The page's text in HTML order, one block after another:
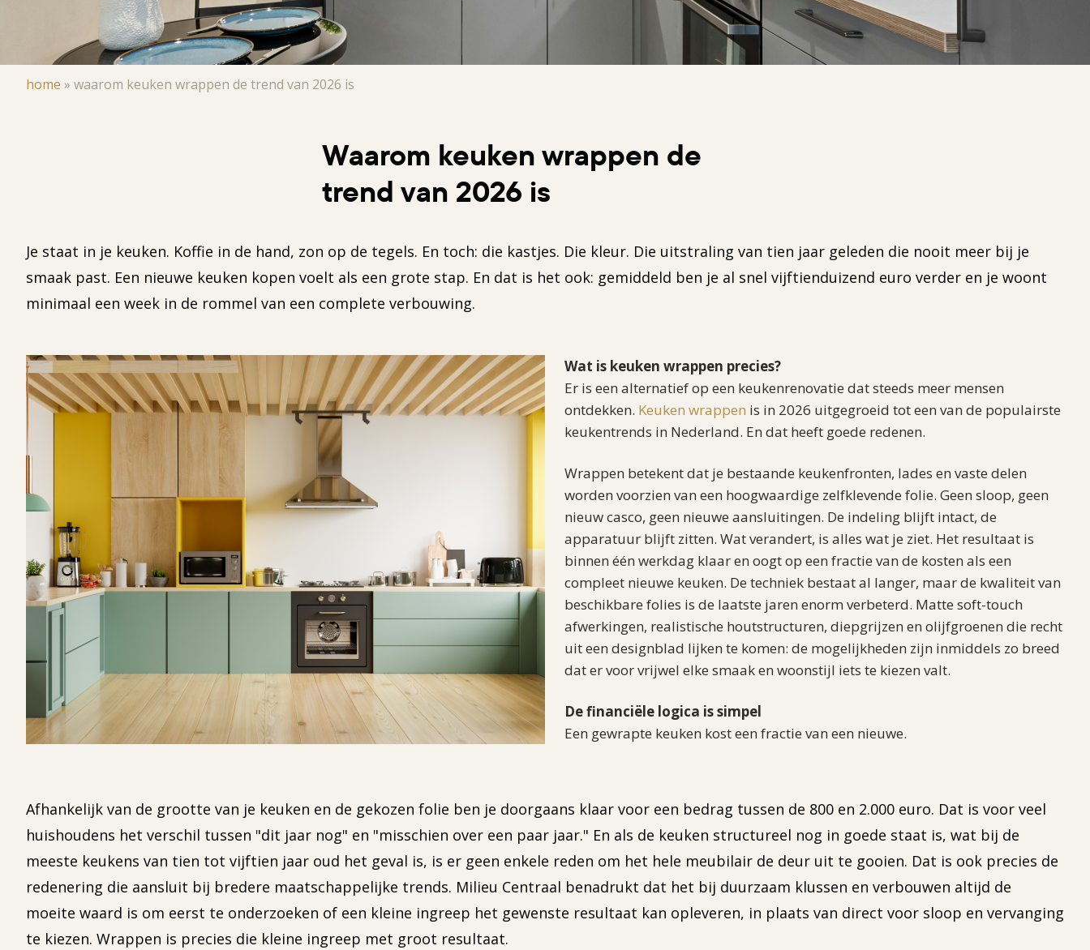
Kruimelpad
home » waarom keuken wrappen de trend van 2026 is
Waarom keuken wrappen de
trend van 2026 is
Je staat in je keuken. Koffie in de hand, zon op de tegels. En toch: die kastjes. Die kleur. Die uitstraling van tien jaar geleden die nooit meer bij je
smaak past. Een nieuwe keuken kopen voelt als een grote stap. En dat is het ook: gemiddeld ben je al snel vijftienduizend euro verder en je woont
minimaal een week in de rommel van een complete verbouwing.
Wat is keuken wrappen precies?
Er is een alternatief op een keukenrenovatie dat steeds meer mensen
ontdekken. Keuken wrappen is in 2026 uitgegroeid tot een van de populairste
keukentrends in Nederland. En dat heeft goede redenen.
Wrappen betekent dat je bestaande keukenfronten, lades en vaste delen
worden voorzien van een hoogwaardige zelfklevende folie. Geen sloop, geen
nieuw casco, geen nieuwe aansluitingen. De indeling blijft intact, de
apparatuur blijft zitten. Wat verandert, is alles wat je ziet. Het resultaat is
binnen één werkdag klaar en oogt op een fractie van de kosten als een
compleet nieuwe keuken. De techniek bestaat al langer, maar de kwaliteit van
beschikbare folies is de laatste jaren enorm verbeterd. Matte soft-touch
afwerkingen, realistische houtstructuren, diepgrijzen en olijfgroenen die recht
uit een designblad lijken te komen: de mogelijkheden zijn inmiddels zo breed
dat er voor vrijwel elke smaak en woonstijl iets te kiezen valt.
De financiële logica is simpel
Een gewrapte keuken kost een fractie van een nieuwe.
Afhankelijk van de grootte van je keuken en de gekozen folie ben je doorgaans klaar voor een bedrag tussen de 800 en 2.000 euro. Dat is voor veel
huishoudens het verschil tussen "dit jaar nog" en "misschien over een paar jaar." En als de keuken structureel nog in goede staat is, wat bij de
meeste keukens van tien tot vijftien jaar oud het geval is, is er geen enkele reden om het hele meubilair de deur uit te gooien. Dat is ook precies de
redenering die aansluit bij bredere maatschappelijke trends. Milieu Centraal benadrukt dat het bij duurzaam klussen en verbouwen altijd de
moeite waard is om eerst te onderzoeken of een kleine ingreep het gewenste resultaat kan opleveren, in plaats van direct voor sloop en vervanging
te kiezen. Wrappen is precies die kleine ingreep met groot resultaat.